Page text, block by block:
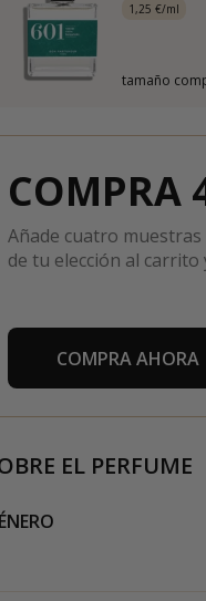
1,25 €/ml
tamaño
COMPRA
Añade cuatro
de tu elección al
COMPRA AHORA
EL PERFUME